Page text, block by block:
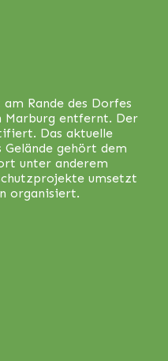
Rande des Dorfes
Marburg entfernt. Der
Das aktuelle
Gelände gehört dem
unter anderem
umsetzt
organisiert.